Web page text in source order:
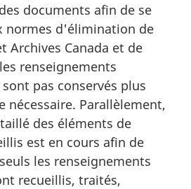
documents afin de se
normes d'élimination de
Archives Canada et de
renseignements
pas conservés plus
nécessaire. Parallèlement,
des éléments de
est en cours afin de
les renseignements
recueillis, traités,